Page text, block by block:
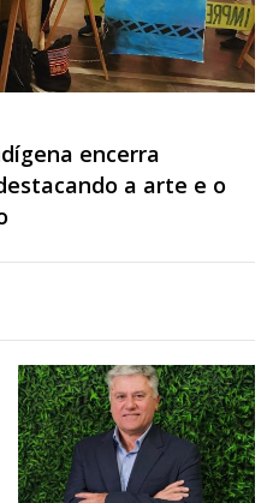
encerra
a arte e o